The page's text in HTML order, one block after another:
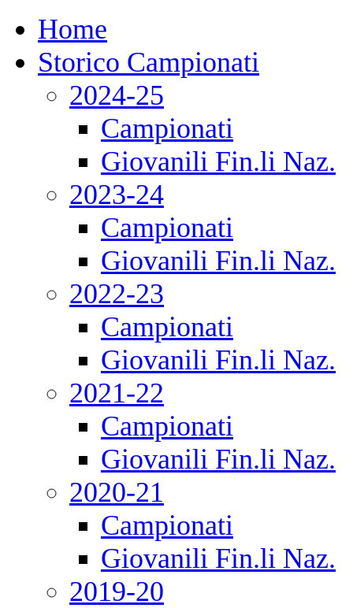
Home
Storico Campionati
2024-25
Campionati
Giovanili Fin.li Naz.
2023-24
Campionati
Giovanili Fin.li Naz.
2022-23
Campionati
Giovanili Fin.li Naz.
2021-22
Campionati
Giovanili Fin.li Naz.
2020-21
Campionati
Giovanili Fin.li Naz.
2019-20